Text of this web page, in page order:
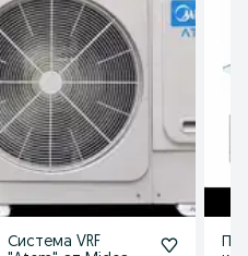
Система VRF